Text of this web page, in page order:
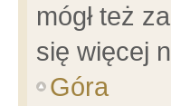
mógł też
się więcej
Góra